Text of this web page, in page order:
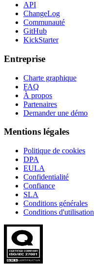
API
ChangeLog
Communauté
GitHub
KickStarter
Entreprise
Charte graphique
FAQ
À propos
Partenaires
Demander une démo
Mentions légales
Politique de cookies
DPA
EULA
Confidentialité
Confiance
SLA
Conditions générales
Conditions d'utilisation